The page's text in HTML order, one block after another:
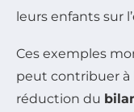
leurs enfants sur
Ces exemples
peut contribuer à
réduction du